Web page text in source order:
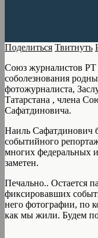
Поделиться Твитнуть
Союз журналистов РТ
соболезнования
фотожурналиста,
Татарстана , члена
Сафатдиновича.
Наиль Сафатдинович
событийного
многих федеральных
заметен.
Печально.. Остается
фиксировавших
него фотографии, по
как мы жили. Будем